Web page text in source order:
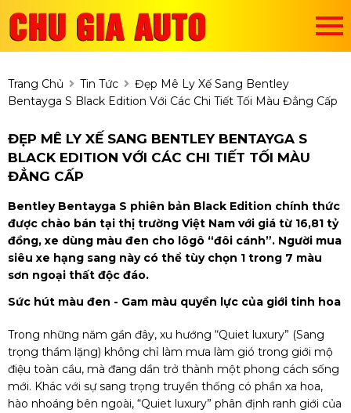
Trang Chủ Tin Tức
Đẹp Mê Ly Xế Sang Bentley
Bentayga S Black Edition Với Các Chi Tiết Tối Màu Đẳng Cấp
ĐẸP MÊ LY XẾ SANG BENTLEY BENTAYGA S
BLACK EDITION VỚI CÁC CHI TIẾT TỐI MÀU
ĐẲNG CẤP
Bentley Bentayga S phiên bản Black Edition chính thức
được chào bán tại thị trường Việt Nam với giá từ 16,81 tỷ
đồng, xe dùng màu đen cho lôgô “đôi cánh”. Người mua
siêu xe hạng sang này có thể tùy chọn 1 trong 7 màu
sơn ngoại thất độc đáo.
Sức hút màu đen - Gam màu quyền lực của giới tinh hoa
Trong những năm gần đây, xu hướng “Quiet luxury” (Sang
trọng thầm lặng) không chỉ làm mưa làm gió trong giới mộ
điệu toàn cầu, mà đang dần trở thành một phong cách sống
mới. Khác với sự sang trọng truyền thống có phần xa hoa,
hào nhoáng bên ngoài, “Quiet luxury” phân định ranh giới của